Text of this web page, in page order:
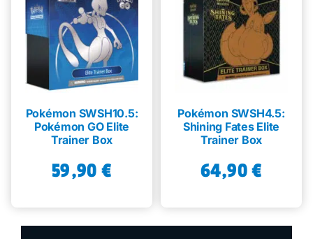
Pokémon SWSH10.5:
Pokémon GO Elite
Trainer Box
59,90 €
Pokémon SWSH4.5:
Shining Fates Elite
Trainer Box
64,90€